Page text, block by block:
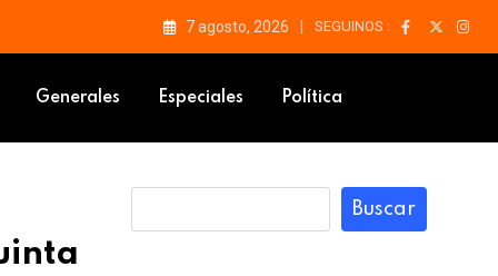
7 agosto, 2026 SEGUINOS :
Generales Especiales Política
Buscar